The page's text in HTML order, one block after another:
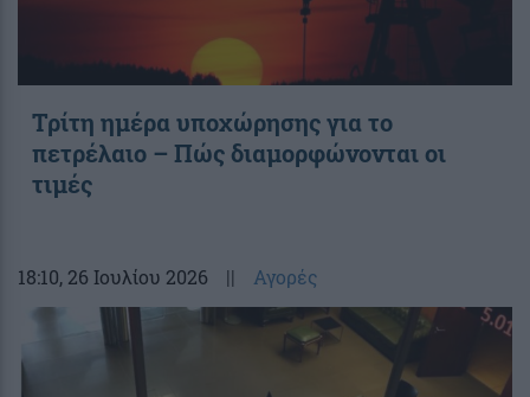
Τρίτη ημέρα υποχώρησης για το
πετρέλαιο – Πώς διαμορφώνονται οι
τιμές
18:10, 26 Ιουλίου 2026 || Αγορές